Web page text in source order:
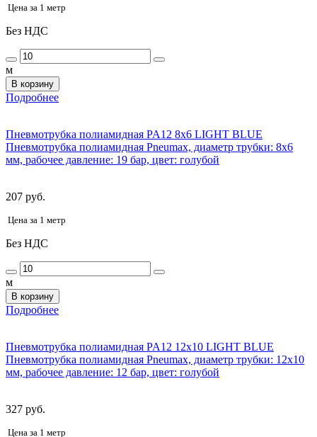
Цена за 1 метр
Без НДС
м
В корзину
Подробнее
Пневмотрубка полиамидная PA12 8x6 LIGHT BLUE
Пневмотрубка полиамидная Pneumax, диаметр трубки: 8х6
мм, рабочее давление: 19 бар, цвет: голубой
207 руб.
Цена за 1 метр
Без НДС
м
В корзину
Подробнее
Пневмотрубка полиамидная PA12 12x10 LIGHT BLUE
Пневмотрубка полиамидная Pneumax, диаметр трубки: 12x10
мм, рабочее давление: 12 бар, цвет: голубой
327 руб.
Цена за 1 метр